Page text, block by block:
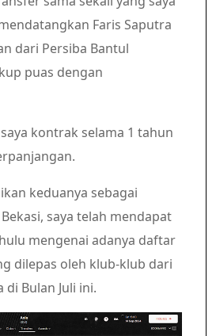
Faris Saputra
dari Persiba Bantul
puas dengan
kontrak selama 1 tahun
keduanya sebagai
saya telah mendapat
mengenai adanya daftar
dilepas oleh klub-klub dari
Bulan Juli ini.